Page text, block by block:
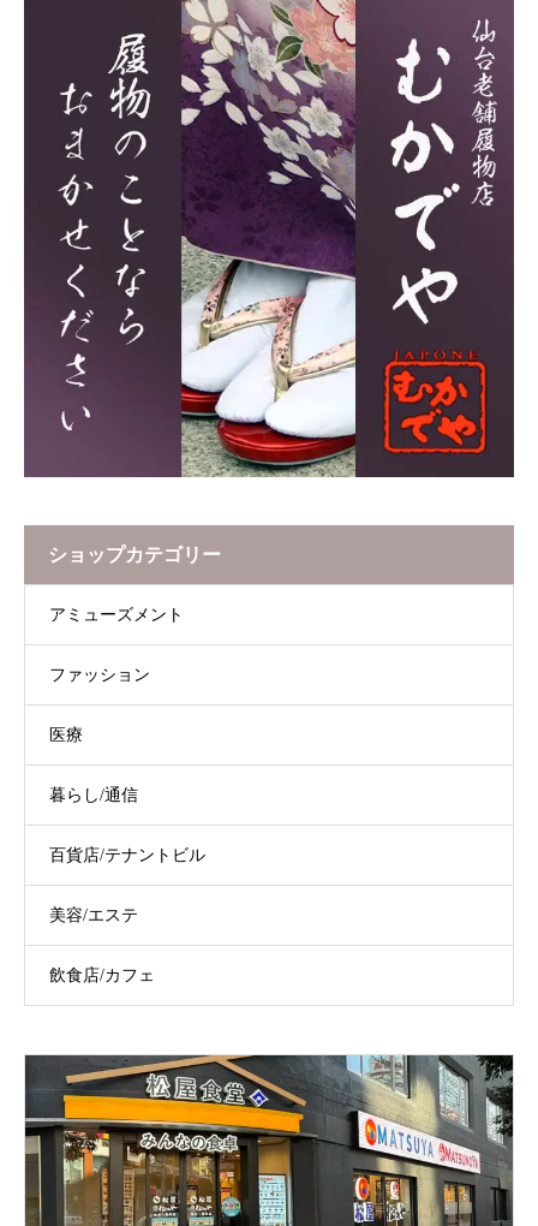
ショップカテゴリー
アミューズメント
ファッション
医療
暮らし/通信
百貨店/テナントビル
美容/エステ
飲食店/カフェ